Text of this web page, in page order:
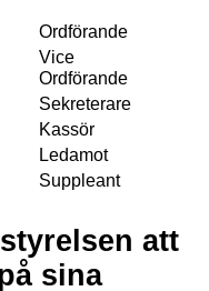
Ordförande
Vice
Ordförande
Sekreterare
Kassör
Ledamot
Suppleant
att
sina